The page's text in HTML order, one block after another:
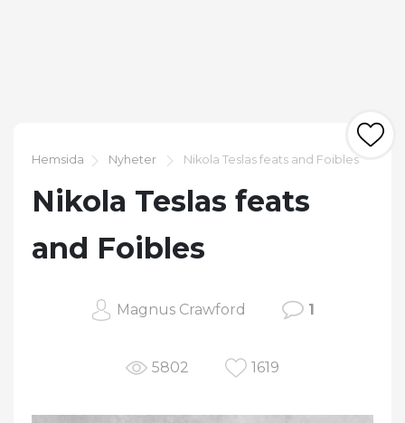
Hemsida Nyheter Nikola Teslas feats and Foibles
Nikola Teslas feats
and Foibles
Magnus Crawford 1
5802 1619